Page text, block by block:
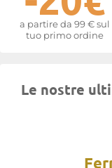
a partire da 99 € sul
tuo primo ordine
Le nostre